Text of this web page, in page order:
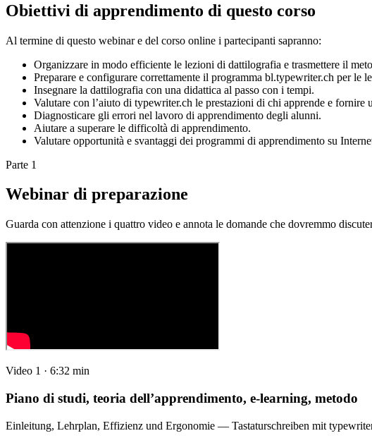
Obiettivi di apprendimento di questo corso
Al termine di questo webinar e del corso online i partecipanti sapranno:
Organizzare in modo efficiente le lezioni di dattilografia e trasmettere il
Preparare e configurare correttamente il programma bl.typewriter.ch per le
Insegnare la dattilografia con una didattica al passo con i tempi.
Valutare con l’aiuto di typewriter.ch le prestazioni di chi apprende e fornire
Diagnosticare gli errori nel lavoro di apprendimento degli alunni.
Aiutare a superare le difficoltà di apprendimento.
Valutare opportunità e svantaggi dei programmi di apprendimento su
Parte 1
Webinar di preparazione
Guarda con attenzione i quattro video e annota le domande che dovremmo
Video 1 · 6:32 min
Piano di studi, teoria dell’apprendimento, e-learning, metodo
Einleitung, Lehrplan, Effizienz und Ergonomie — Tastaturschreiben mit